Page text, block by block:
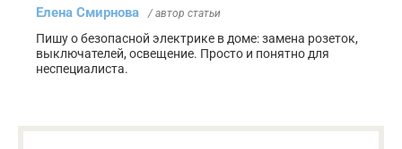
Елена Смирнова / автор статьи
Пишу о безопасной электрике в доме: замена розеток,
выключателей, освещение. Просто и понятно для
неспециалиста.